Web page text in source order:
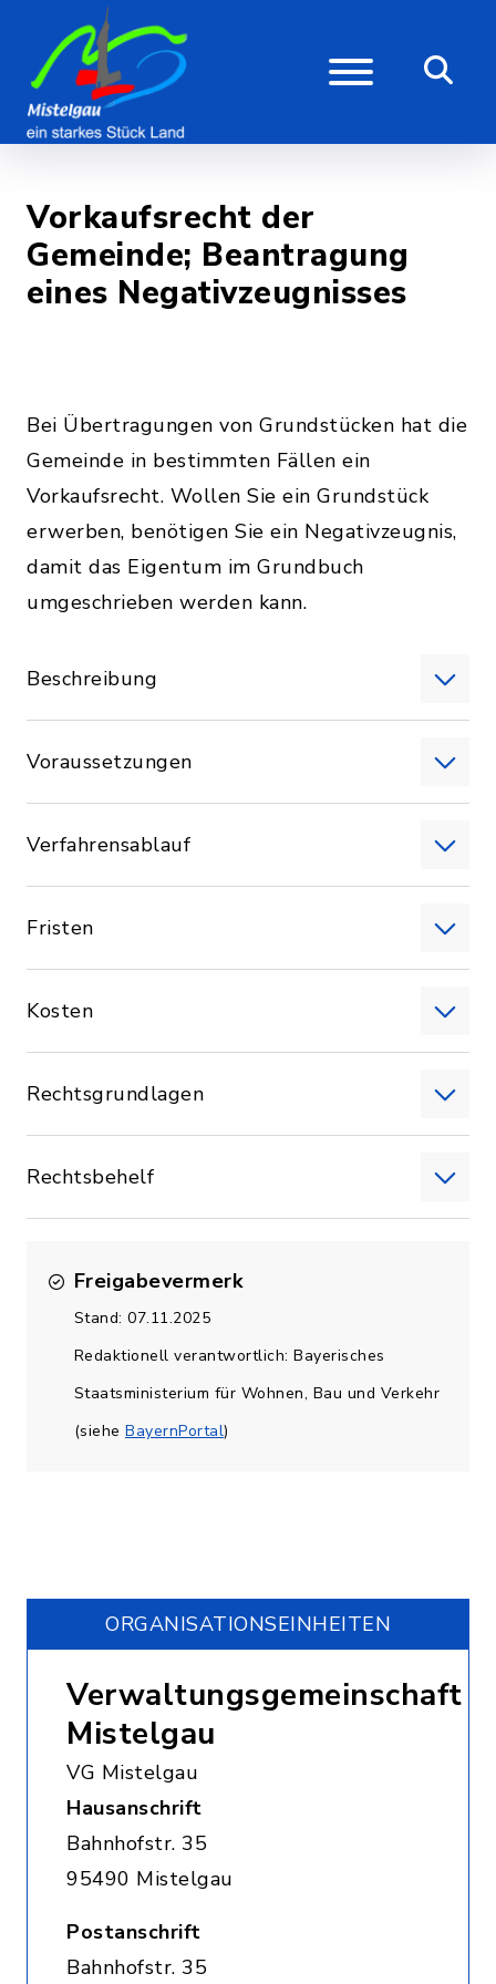
Vorkaufsrecht der
Gemeinde; Beantragung
eines Negativzeugnisses
Bei Übertragungen von Grundstücken hat die
Gemeinde in bestimmten Fällen ein
Vorkaufsrecht. Wollen Sie ein Grundstück
erwerben, benötigen Sie ein Negativzeugnis,
damit das Eigentum im Grundbuch
umgeschrieben werden kann.
Beschreibung
Voraussetzungen
Verfahrensablauf
Fristen
Kosten
Rechtsgrundlagen
Rechtsbehelf
Freigabevermerk
Stand: 07.11.2025
Redaktionell verantwortlich: Bayerisches
Staatsministerium für Wohnen, Bau und Verkehr
(siehe BayernPortal)
ORGANISATIONS­EINHEITEN
Verwaltungsgemeinschaft
Mistelgau
VG Mistelgau
Hausanschrift
Bahnhofstr. 35
95490 Mistelgau
Postanschrift
Bahnhofstr. 35